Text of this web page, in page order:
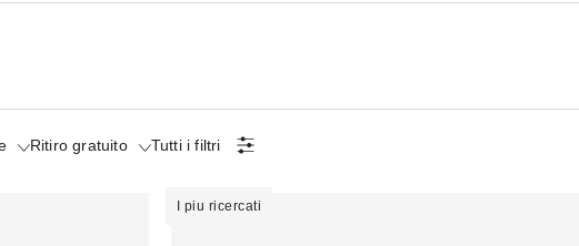
Ritiro gratuito Tutti i filtri
I piu ricercati